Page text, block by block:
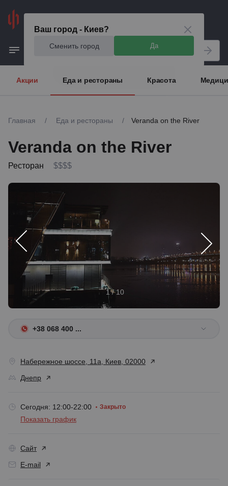
Ваш город - Киев?
Сменить город Да
Акции Еда и рестораны Красота
Главная / Еда и рестораны / Veranda on the River
Veranda on the River
Ресторан $$$$
1 / 10
+38 068 400 ...
Набережное шоссе, 11а, Киев, 02000
Днепр
Сегодня: 12:00-22:00 Закрыто
Показать график
Сайт
E-mail